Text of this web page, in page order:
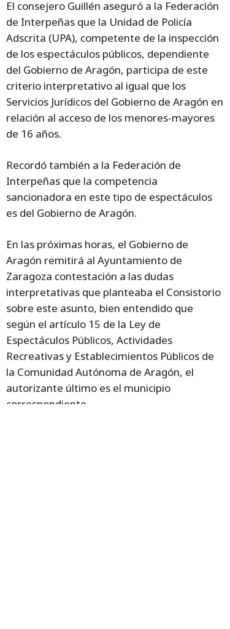
El consejero Guillén aseguró a la Federación
de Interpeñas que la Unidad de Policía
Adscrita (UPA), competente de la inspección
de los espectáculos públicos, dependiente
del Gobierno de Aragón, participa de este
criterio interpretativo al igual que los
Servicios Jurídicos del Gobierno de Aragón en
relación al acceso de los menores-mayores
de 16 años.
Recordó también a la Federación de
Interpeñas que la competencia
sancionadora en este tipo de espectáculos
es del Gobierno de Aragón.
En las próximas horas, el Gobierno de
Aragón remitirá al Ayuntamiento de
Zaragoza contestación a las dudas
interpretativas que planteaba el Consistorio
sobre este asunto, bien entendido que
según el artículo 15 de la Ley de
Espectáculos Públicos, Actividades
Recreativas y Establecimientos Públicos de
la Comunidad Autónoma de Aragón, el
autorizante último es el municipio
correspondiente.